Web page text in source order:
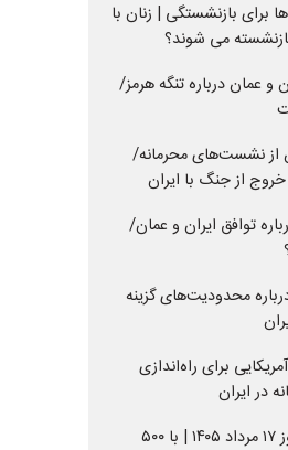
برای بازنشستگی | زنان با
می شوند؟
و عمان درباره تنگه هرمز/
از نشست‌های محرمانه/
خروج از جنگ با ایران
توافق ایران و عمان/
محدودیت‌های گزینه
برای راه‌اندازی
در ایران
ثبت نام سایپا امروز ۱۷ مرداد ۱۴۰۵ | با ۵۰۰